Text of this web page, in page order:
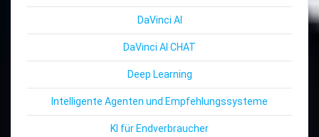
DaVinci AI
DaVinci AI CHAT
Deep Learning
Intelligente Agenten und Empfehlungssysteme
KI für Endverbraucher